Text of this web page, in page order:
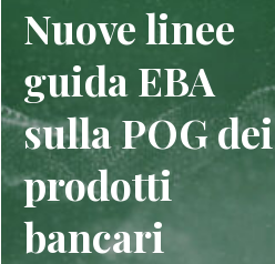
Nuove linee
guida EBA
sulla POG dei
prodotti
bancari